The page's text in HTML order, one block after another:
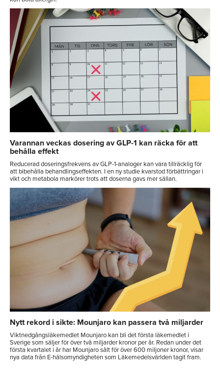
Varannan veckas dosering av GLP-1 kan räcka för att
behålla effekt
Reducerad doseringsfrekvens av GLP-1-analoger kan vara tillräcklig för
att bibehålla behandlingseffekten. I en ny studie kvarstod förbättringar i
vikt och metabola markörer trots att doserna gavs mer sällan.
Nytt rekord i sikte: Mounjaro kan passera två miljarder
Viktnedgångsläkemedlet Mounjaro kan bli det första läkemedlet i
Sverige som säljer för över två miljarder kronor per år. Redan under det
första kvartalet i år har Mounjaro sålt för över 600 miljoner kronor, visar
nya data från E-hälsomyndigheten som Läkemedelsvärlden tagit fram.